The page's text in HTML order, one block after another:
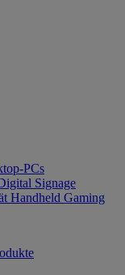
PCs
Signage
Handheld Gaming